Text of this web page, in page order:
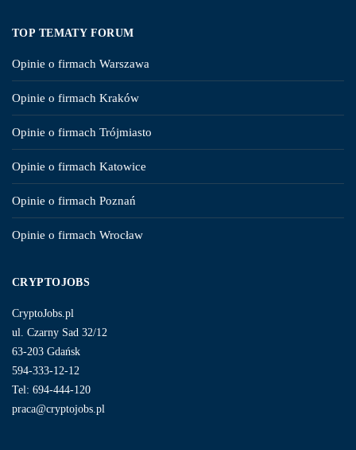
TOP TEMATY FORUM
Opinie o firmach Warszawa
Opinie o firmach Kraków
Opinie o firmach Trójmiasto
Opinie o firmach Katowice
Opinie o firmach Poznań
Opinie o firmach Wrocław
CRYPTOJOBS
CryptoJobs.pl
ul. Czarny Sad 32/12
63-203 Gdańsk
594-333-12-12
Tel: 694-444-120
praca@cryptojobs.pl